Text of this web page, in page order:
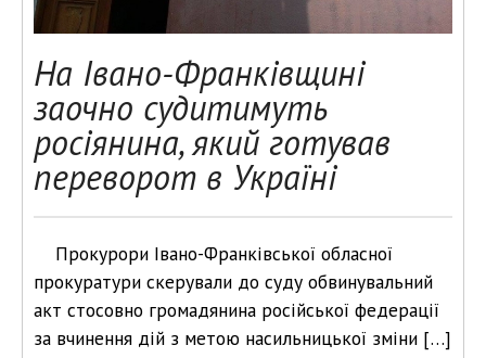
На Івано-Франківщині
заочно судитимуть
росіянина, який готував
переворот в Україні
Прокурори Івано-Франківської обласної
прокуратури скерували до суду обвинувальний
акт стосовно громадянина російської федерації
за вчинення дій з метою насильницької зміни […]